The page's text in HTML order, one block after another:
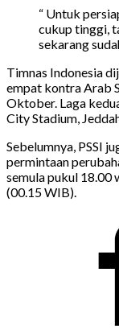
“ Untuk
cukup tinggi,
sekarang
Timnas Indonesia
empat kontra Arab
Oktober. Laga
City Stadium,
Sebelumnya, PSSI
permintaan
semula pukul 18.00
(00.15 WIB).